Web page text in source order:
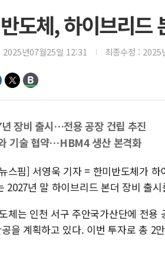
도체, 하이브리드
2025년07월25일 12:31 최종수정 : 2025
장비 출시…전용 공장 건립 추진
기술 협약…HBM4 생산 본격화
스핌] 서영욱 기자 = 한미반도체가
2027년 말 하이브리드 본더 장비 출
체는 인천 서구 주안국가산단에 전
을 계획하고 있다. 이번 투자로 총 2